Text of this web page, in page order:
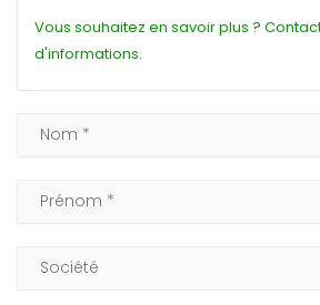
Vous souhaitez en savoir plus ?
d'informations.
Nom
Nom
Translation missing: